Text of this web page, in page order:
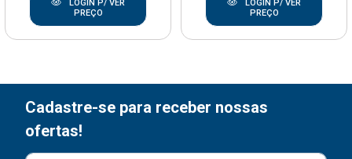
LOGIN P/ VER
PREÇO
LOGIN P/ VER
PREÇO
Cadastre-se para receber nossas
ofertas!